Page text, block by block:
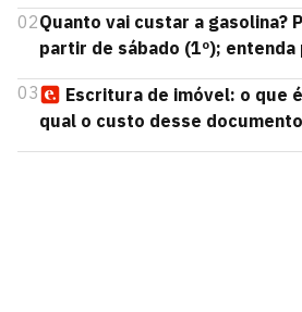
02Quanto vai custar a gasolina?
partir de sábado (1º); entenda
03
Escritura de imóvel: o que
qual o custo desse